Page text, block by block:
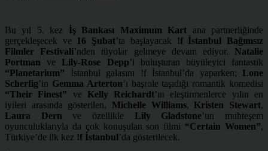
Bu yıl 5. kez İş Bankası Maximum Kart ana partnerliğinde
gerçekleşecek ve 16 Şubat’ta başlayacak !f İstanbul Bağımsız
Filmler Festivali’nden tüyolar gelmeye devam ediyor. Natalie
Portman ve Lily-Rose Depp’i buluşturan büyüleyici fantastik
“Planetarium” İstanbul galasını !f İstanbul’da yaparken; Lone
Scherfig’in Gemma Arterton’ı başrole taşıdığı romantik komedisi
“Their Finest” ve Kelly Reichardt’ın eleştirmenlerce yılın en
iyileri arasında gösterilen, Michelle Williams, Kristen Stewart,
Laura Dern ve özellikle Lily Gladstone’un muhteşem
oyunculuklarıyla da çok konuşulan son filmi “Certain Women”,
Türkiye’de ilk kez !f İstanbul’da gösterilecek.